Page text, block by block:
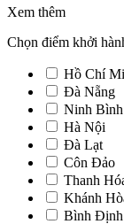
Xem thêm
Chọn điểm khởi
Hồ Chí
Đà Nẵng
Ninh Bình
Hà Nội
Đà Lạt
Côn Đảo
Thanh
Khánh
Bình Định